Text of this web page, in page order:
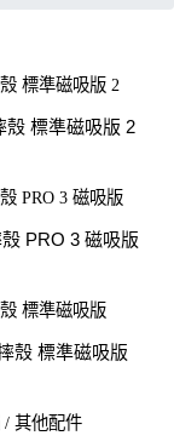
殼 標準磁吸版 2
PRO 3 磁吸版
殼 標準磁吸版